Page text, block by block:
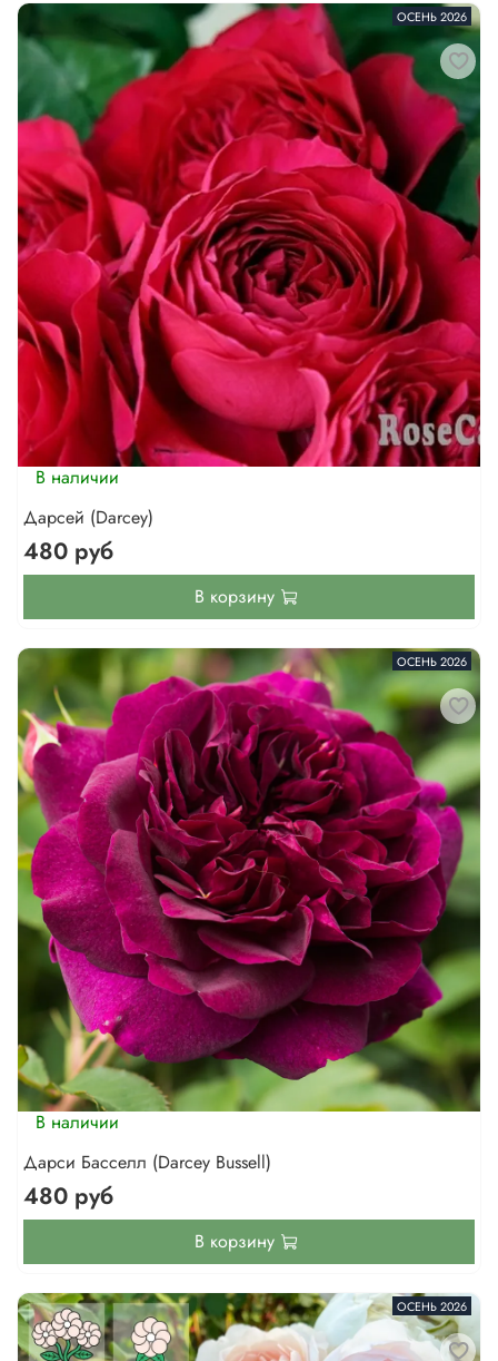
ОСЕНЬ 2026
В наличии
Дарсей (Darcey)
480 руб
В корзину
ОСЕНЬ 2026
В наличии
Дарси Басселл (Darcey Bussell)
480 руб
В корзину
ОСЕНЬ 2026